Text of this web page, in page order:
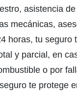
asistencia
mecánicas,
horas, tu seguro
y parcial, en
o por
te protege